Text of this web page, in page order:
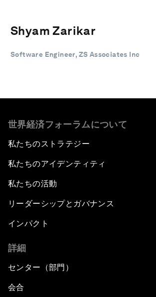
Shyam Zarikar
Software Engineer, ZS Associates Inc
世界経済フォーラムについて
私たちのストラテジー
私たちのアイデンティティ
私たちの活動
リーダーシップとガバナンス
インパクト
詳細
センター（部門）
会合